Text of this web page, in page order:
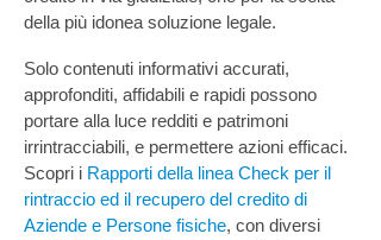
della più idonea soluzione legale.
Solo contenuti informativi accurati,
approfonditi, affidabili e rapidi possono
portare alla luce redditi e patrimoni
irrintracciabili, e permettere azioni efficaci.
Scopri i Rapporti della linea Check per il
rintraccio ed il recupero del credito di
Aziende e Persone fisiche, con diversi